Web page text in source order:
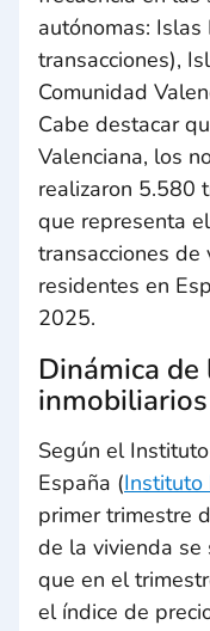
autónomas:
transacciones),
Comunidad
Cabe destacar
Valenciana, los
realizaron 5.580
que representa
transacciones
residentes en
2025.
Dinámica
Según el
España (Instituto
primer trimestre
de la vivienda se
que en el
el índice de